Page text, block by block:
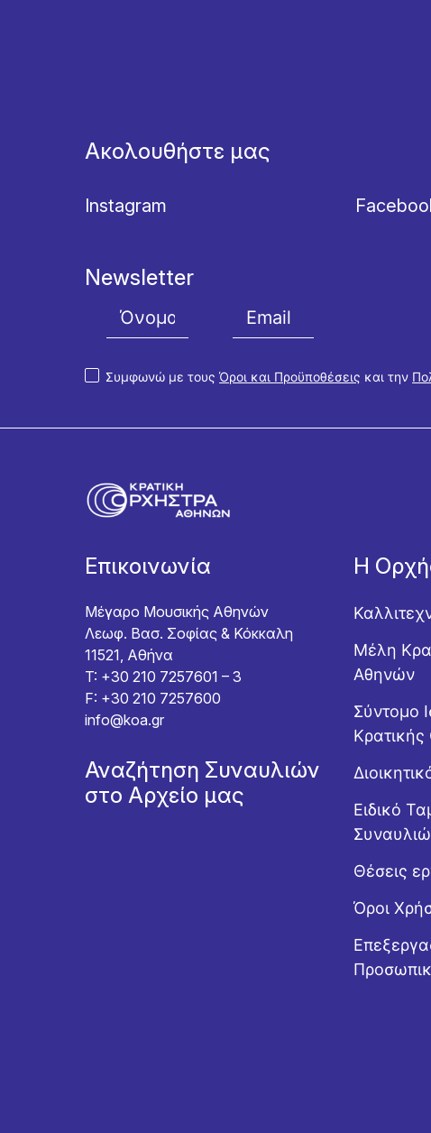
Ακολουθήστε μας
Instagram
Newsletter
Συμφωνώ με τουςΌροι και Προϋποθέσεις και την
Επικοινωνία
Μέγαρο Μουσικής Αθηνών
Λεωφ. Βασ. Σοφίας & Κόκκαλη
11521, Αθήνα
T: +30 210 7257601 – 3
F: +30 210 7257600
info@koa.gr
Αναζήτηση Συναυλιών
στο Αρχείο μας
Η
Μέλη
Αθηνών
Σύντομο
Ειδικό
Θέσεις
Όροι